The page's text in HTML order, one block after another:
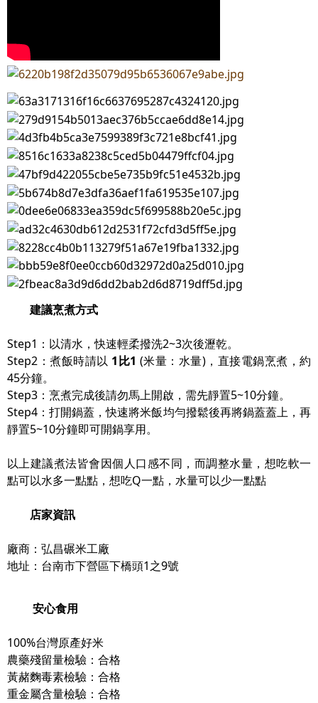
建議烹煮方式
Step1：以清水，快速輕柔撥洗2~3次後瀝乾。
Step2：煮飯時請以 1比1 (米量：水量)，直接電鍋烹煮，約
45分鐘。
Step3：烹煮完成後請勿馬上開啟，需先靜置5~10分鐘。
Step4：打開鍋蓋，快速將米飯均勻撥鬆後再將鍋蓋蓋上，再
靜置5~10分鐘即可開鍋享用。
以上建議煮法皆會因個人口感不同，而調整水量，想吃軟一
點可以水多一點點，想吃Q一點，水量可以少一點點
店家資訊
廠商：弘昌碾米工廠
地址：台南市下營區下橋頭1之9號
安心食用
100%台灣原產好米
農藥殘留量檢驗：合格
黃赭麴毒素檢驗：合格
重金屬含量檢驗：合格